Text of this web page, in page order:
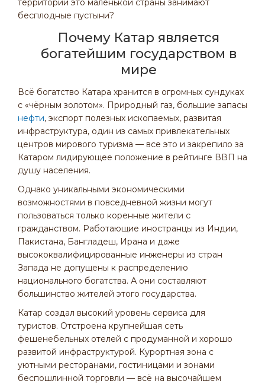
территории это маленькой страны занимают
бесплодные пустыни?
Почему Катар является
богатейшим государством в
мире
Всё богатство Катара хранится в огромных сундуках
с «чёрным золотом». Природный газ, большие запасы
нефти, экспорт полезных ископаемых, развитая
инфраструктура, один из самых привлекательных
центров мирового туризма — все это и закрепило за
Катаром лидирующее положение в рейтинге ВВП на
душу населения.
Однако уникальными экономическими
возможностями в повседневной жизни могут
пользоваться только коренные жители с
гражданством. Работающие иностранцы из Индии,
Пакистана, Бангладеш, Ирана и даже
высококвалифицированные инженеры из стран
Запада не допущены к распределению
национального богатства. А они составляют
большинство жителей этого государства.
Катар создал высокий уровень сервиса для
туристов. Отстроена крупнейшая сеть
фешенебельных отелей с продуманной и хорошо
развитой инфраструктурой. Курортная зона с
уютными ресторанами, гостиницами и зонами
беспошлинной торговли — всё на высочайшем